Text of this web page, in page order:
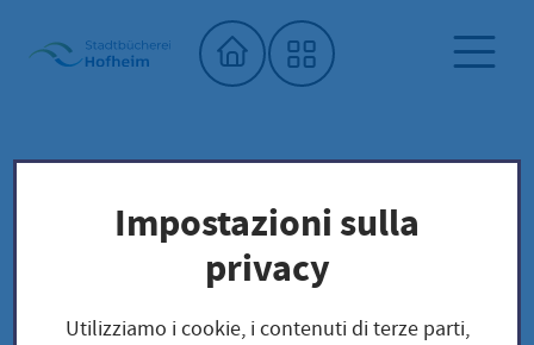
Home"
Biblioteca comunale Per asili e scuole
Per asili e scuole
Impostazioni sulla
privacy
Utilizziamo i cookie, i contenuti di terze parti,